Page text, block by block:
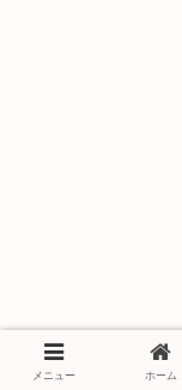
メニュー ホーム